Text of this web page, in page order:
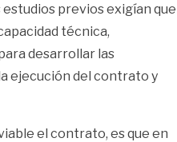
previos exigían que
técnica,
desarrollar las
ejecución del contrato y
el contrato, es que en